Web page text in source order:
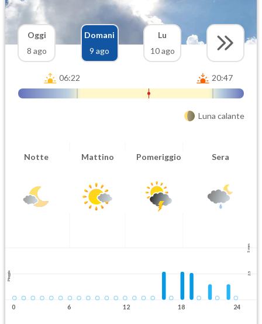
Oggi
8 ago
Domani
9 ago
Lu
10 ago
06:22 20:47
Luna calante
Notte Mattino Pomeriggio Sera
5 mm
2.5
Pioggia
0 6 12 18 24